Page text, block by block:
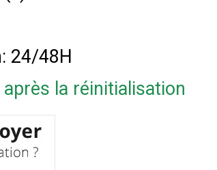
24/48H
la réinitialisation